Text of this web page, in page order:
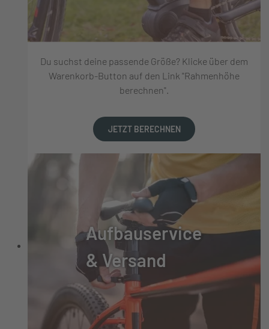
Du suchst deine passende Größe? Klicke über dem
Warenkorb-Button auf den Link "Rahmenhöhe
berechnen".
JETZT BERECHNEN
Aufbauservice
& Versand